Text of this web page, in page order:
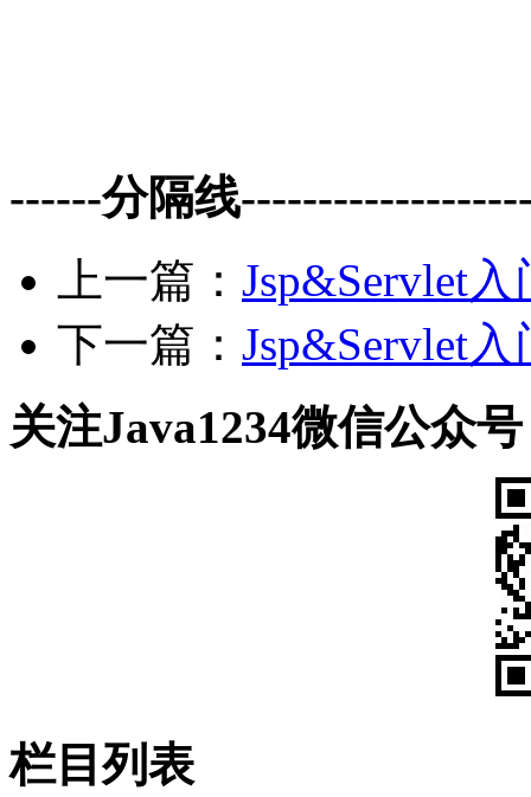
------分隔线
上一篇： Jsp&Servlet
下一篇： Jsp&Servlet
关注Java1234微信公众号
栏目列表